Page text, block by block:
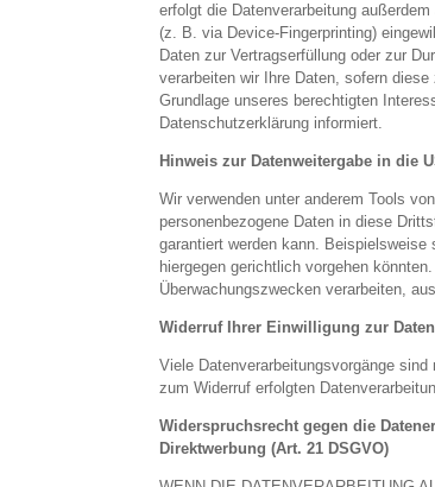
erfolgt die Datenverarbeitung
(z. B. via Device-Fingerprinting)
Daten zur Vertragserfüllung oder zur
verarbeiten wir Ihre Daten, sofern
Grundlage unseres berechtigten
Datenschutzerklärung informiert.
Hinweis zur Datenweitergabe in die
Wir verwenden unter anderem Tools
personenbezogene Daten in diese
garantiert werden kann.
hiergegen gerichtlich vorgehen
Überwachungszwecken verarbeiten,
Widerruf Ihrer Einwilligung zur
Viele Datenverarbeitungsvorgänge
zum Widerruf erfolgten
Widerspruchsrecht gegen die
Direktwerbung (Art. 21 DSGVO)